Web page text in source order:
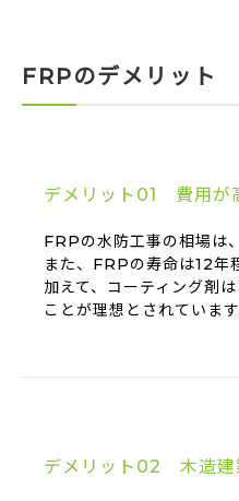
FRPのデメリット
デメリット01 費用が
FRPの水防工事の相場は
また、FRPの寿命は12年
加えて、コーティング剤
ことが理想とされています
デメリット02 木造建